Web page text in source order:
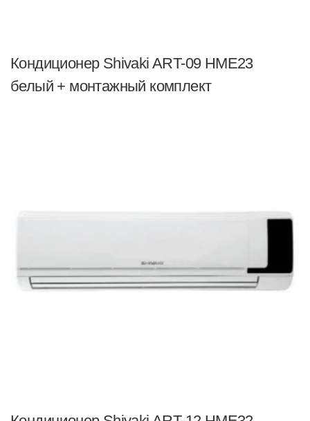
Кондиционер Shivaki ART-09 HME23
белый + монтажный комплект